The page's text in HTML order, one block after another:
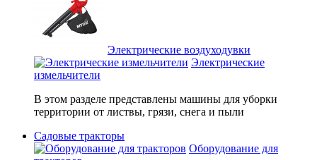
Электрические воздуходувки
Электрические
измельчители
В этом разделе представлены машины для уборки
территории от листвы, грязи, снега и пыли
Садовые тракторы
Оборудование для